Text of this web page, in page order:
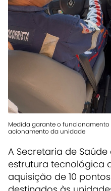
Medida garante o
acionamento da unidade
A Secretaria de
estrutura tecnológica
aquisição de 10